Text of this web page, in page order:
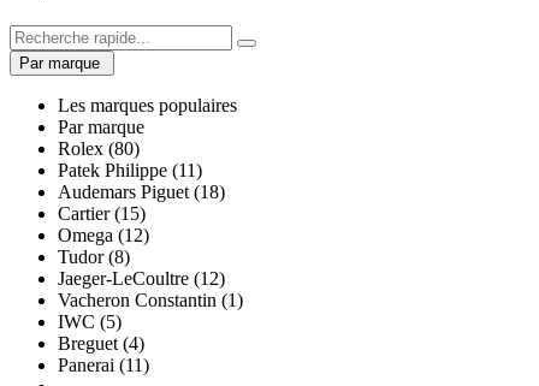
Par marque
Les marques populaires
Par marque
Rolex (80)
Patek Philippe (11)
Audemars Piguet (18)
Cartier (15)
Omega (12)
Tudor (8)
Jaeger-LeCoultre (12)
Vacheron Constantin (1)
IWC (5)
Breguet (4)
Panerai (11)